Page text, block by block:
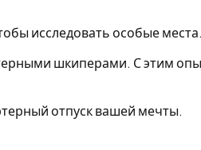
исследовать особые места.
шкиперами. С этим
отпуск вашей мечты.